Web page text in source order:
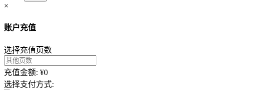
×
账户充值
选择充值页数
充值金额: ¥0
选择支付方式: